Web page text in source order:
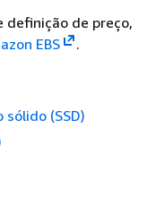
definição de preço,
EBS
.
(SSD)